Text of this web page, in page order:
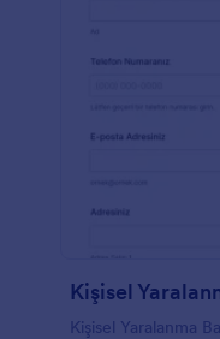
Kişisel
Kişisel Yaralanma